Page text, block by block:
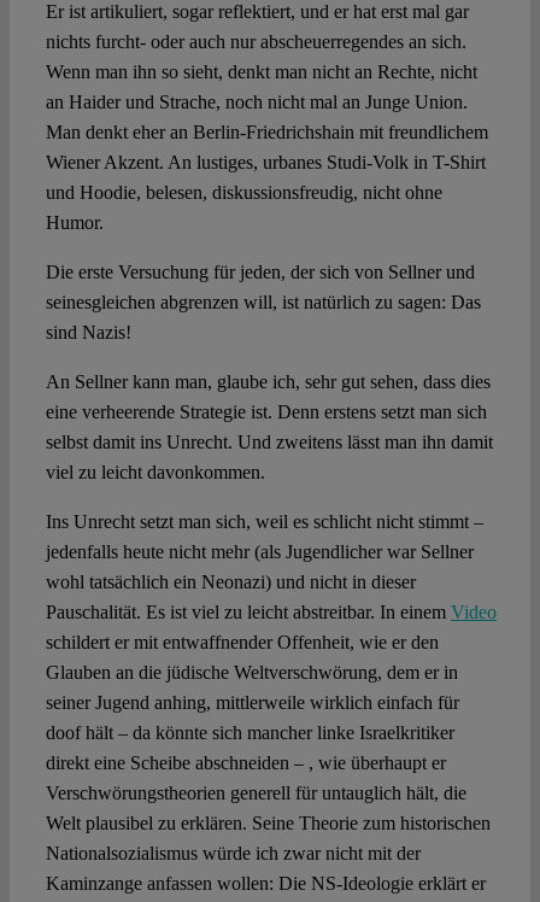
Er ist artikuliert, sogar reflektiert, und er hat erst mal gar
nichts furcht- oder auch nur abscheuerregendes an sich.
Wenn man ihn so sieht, denkt man nicht an Rechte, nicht
an Haider und Strache, noch nicht mal an Junge Union.
Man denkt eher an Berlin-Friedrichshain mit freundlichem
Wiener Akzent. An lustiges, urbanes Studi-Volk in T-Shirt
und Hoodie, belesen, diskussionsfreudig, nicht ohne
Humor.
Die erste Versuchung für jeden, der sich von Sellner und
seinesgleichen abgrenzen will, ist natürlich zu sagen: Das
sind Nazis!
An Sellner kann man, glaube ich, sehr gut sehen, dass dies
eine verheerende Strategie ist. Denn erstens setzt man sich
selbst damit ins Unrecht. Und zweitens lässt man ihn damit
viel zu leicht davonkommen.
Ins Unrecht setzt man sich, weil es schlicht nicht stimmt –
jedenfalls heute nicht mehr (als Jugendlicher war Sellner
wohl tatsächlich ein Neonazi) und nicht in dieser
Pauschalität. Es ist viel zu leicht abstreitbar. In einem Video
schildert er mit entwaffnender Offenheit, wie er den
Glauben an die jüdische Weltverschwörung, dem er in
seiner Jugend anhing, mittlerweile wirklich einfach für
doof hält – da könnte sich mancher linke Israelkritiker
direkt eine Scheibe abschneiden – , wie überhaupt er
Verschwörungstheorien generell für untauglich hält, die
Welt plausibel zu erklären. Seine Theorie zum historischen
Nationalsozialismus würde ich zwar nicht mit der
Kaminzange anfassen wollen: Die NS-Ideologie erklärt er